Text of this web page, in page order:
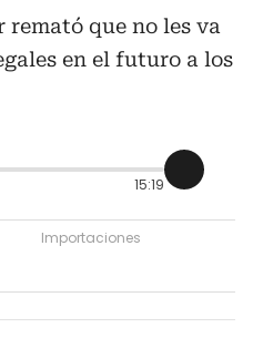
que no les va
en el futuro a los
15:19
Importaciones